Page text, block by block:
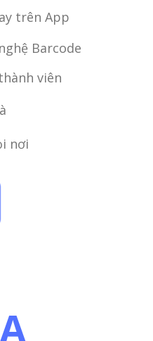
trên App
Barcode
viên
nơi